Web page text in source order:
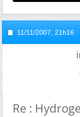
11/11/2007, 21h16
Re :